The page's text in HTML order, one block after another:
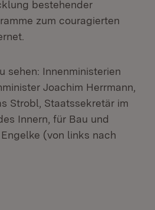
bestehender
zum couragierten
sehen: Innenministerien
Joachim Herrmann,
Strobl, Staatssekretär im
Innern, für Bau und
(von links nach